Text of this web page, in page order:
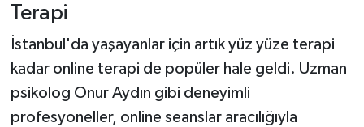
Terapi
İstanbul'da yaşayanlar için artık yüz yüze terapi
kadar online terapi de popüler hale geldi. Uzman
psikolog Onur Aydın gibi deneyimli
profesyoneller, online seanslar aracılığıyla